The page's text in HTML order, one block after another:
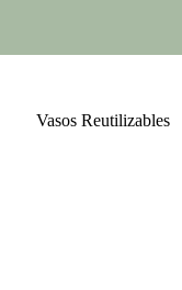
Vasos Reutilizables